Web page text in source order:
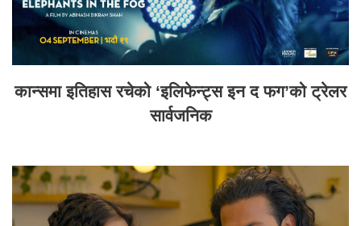
कान्समा इतिहास रचेको ‘इलिफेन्ट्स इन द फग’को ट्रेलर
सार्वजनिक